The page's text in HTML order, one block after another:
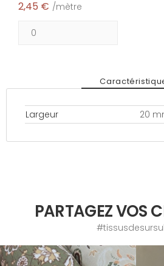
2,45 € /mètre
Largeur 20
PARTAGEZ VOS